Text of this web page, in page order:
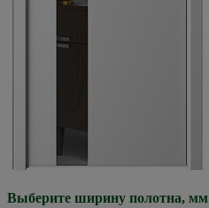
Выберите ширину полотна, мм